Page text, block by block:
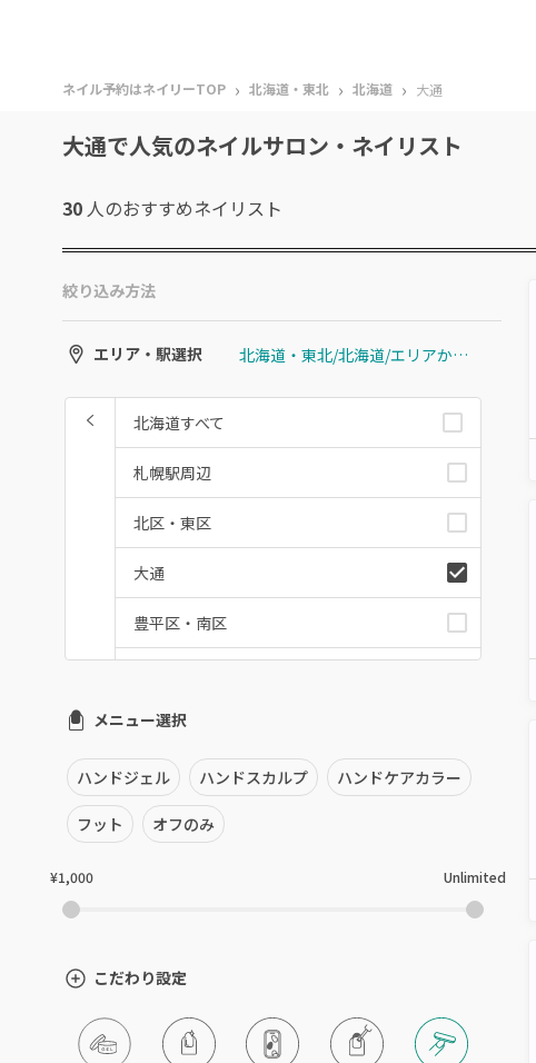
ネイル予約はネイリーTOP › 北海道・東北 › 北海道 › 大通
大通で人気のネイルサロン・ネイリスト
30 人のおすすめネイリスト
絞り込み方法
エリア・駅選択 北海道・東北/北海道/エリアから選ぶ/大通
北海道すべて
札幌駅周辺
北区・東区
大通
豊平区・南区
円山周辺
白石区・厚別区・清田区
すすきの・市電沿線
室蘭・登別・苫小牧
旭川・滝川
メニュー選択
ハンドジェル ハンドスカルプ ハンドケアカラー
フット オフのみ
¥1,000 Unlimited
こだわり設定